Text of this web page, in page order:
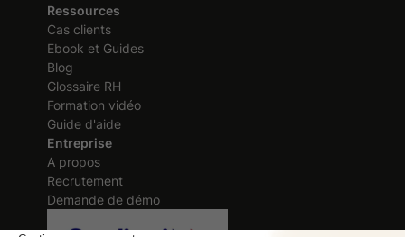
Ressources
Cas clients
Ebook et Guides
Blog
Glossaire RH
Formation vidéo
Guide d'aide
Entreprise
A propos
Recrutement
Demande de démo